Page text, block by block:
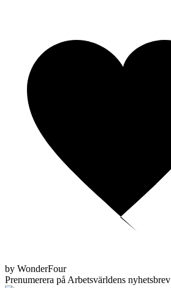
by WonderFour
Prenumerera på Arbetsvärldens nyhetsbrev